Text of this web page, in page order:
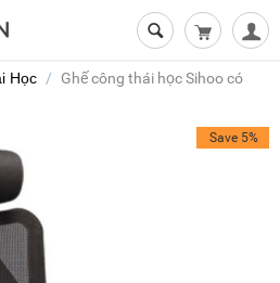
Giỏ hàng
Học /
Ghế công thái học Sihoo có
Save 5%